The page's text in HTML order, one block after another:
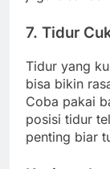
7. Tidur
Tidur yang
bisa bikin
Coba pakai
posisi tidur
penting biar